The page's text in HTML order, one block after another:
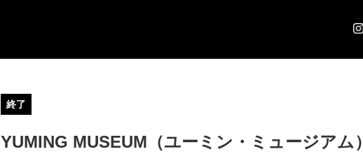
EXHIBITION 展覧会情報
終了
YUMING MUSEUM（ユーミン・ミュージアム）